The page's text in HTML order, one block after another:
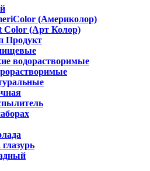
(Америколор)
Color (Арт Колор)
Продукт
водорастворимые